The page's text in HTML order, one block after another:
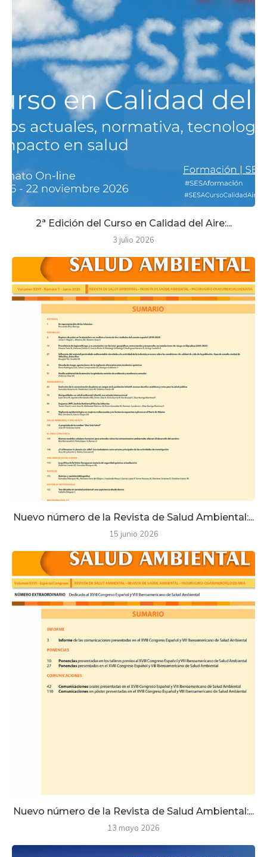
2ª Edición del Curso en Calidad del Aire:...
3 julio 2026
Nuevo número de la Revista de Salud Ambiental:...
15 junio 2026
Nuevo número de la Revista de Salud Ambiental:...
13 mayo 2026